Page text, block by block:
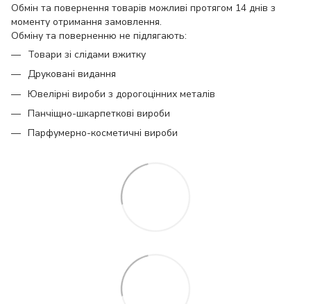
Обмін та повернення товарів можливі протягом 14 днів з
моменту отримання замовлення.
Обміну та поверненню не підлягають:
Товари зі слідами вжитку
Друковані видання
Ювелірні вироби з дорогоцінних металів
Панчіщно-шкарпеткові вироби
Парфумерно-косметичні вироби